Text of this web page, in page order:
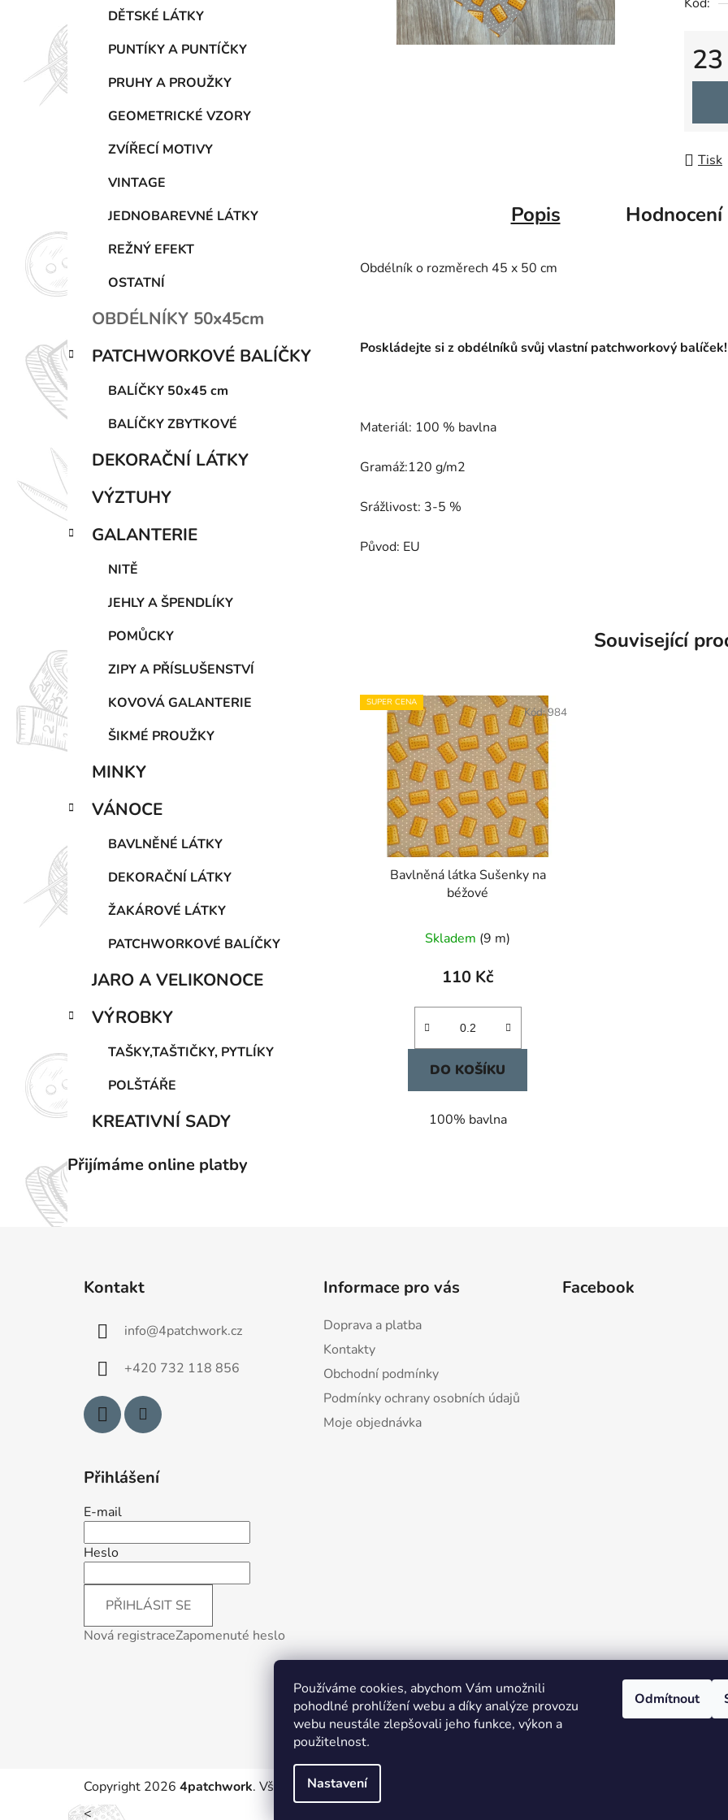
Používáme cookies, abychom Vám umožnili
pohodlné prohlížení webu a díky analýze provozu
webu neustále zlepšovali jeho funkce, výkon a
použitelnost.
Nastavení
Odmítnout
a
n
e
l
DĚTSKÉ LÁTKY
PUNTÍKY A PUNTÍČKY
PRUHY A PROUŽKY
GEOMETRICKÉ VZORY
ZVÍŘECÍ MOTIVY
VINTAGE
JEDNOBAREVNÉ LÁTKY
REŽNÝ EFEKT
OSTATNÍ
OBDÉLNÍKY 50x45cm
PATCHWORKOVÉ BALÍČKY
BALÍČKY 50x45 cm
BALÍČKY ZBYTKOVÉ
DEKORAČNÍ LÁTKY
VÝZTUHY
GALANTERIE
NITĚ
JEHLY A ŠPENDLÍKY
POMŮCKY
ZIPY A PŘÍSLUŠENSTVÍ
KOVOVÁ GALANTERIE
ŠIKMÉ PROUŽKY
MINKY
VÁNOCE
BAVLNĚNÉ LÁTKY
DEKORAČNÍ LÁTKY
ŽAKÁROVÉ LÁTKY
PATCHWORKOVÉ BALÍČKY
JARO A VELIKONOCE
VÝROBKY
TAŠKY,TAŠTIČKY, PYTLÍKY
POLŠTÁŘE
KREATIVNÍ SADY
Přijímáme online platby
z
Tisk
Popis Hodnocení
Obdélník o rozměrech 45 x 50 cm
Poskládejte si z obdélníků svůj vlastní patchworkový balíček!
Materiál: 100 % bavlna
Gramáž:120 g/m2
Srážlivost: 3-5 %
Původ: EU
Související
SUPER CENA
Bavlněná látka Sušenky na
béžové
Skladem (9 m)
110 Kč
DO KOŠÍKU
100% bavlna
Kód:984
Kontakt
info@4patchwork.cz
+420 732 118 856
Informace pro vás
Doprava a platba
Kontakty
Obchodní podmínky
Podmínky ochrany osobních údajů
Moje objednávka
Facebook
Přihlášení
E-mail
Heslo
PŘIHLÁSIT SE
Nová registraceZapomenuté heslo
Facebook
Copyright 2026 4patchwork. Všechna práva vyhrazena.
<